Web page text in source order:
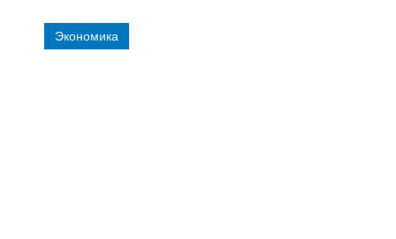
Экономика